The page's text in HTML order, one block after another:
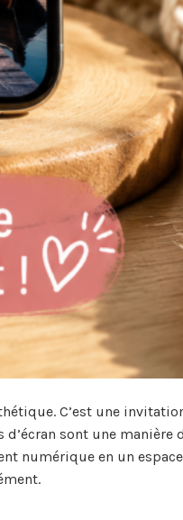
C’est une
sont une manière
numérique en un